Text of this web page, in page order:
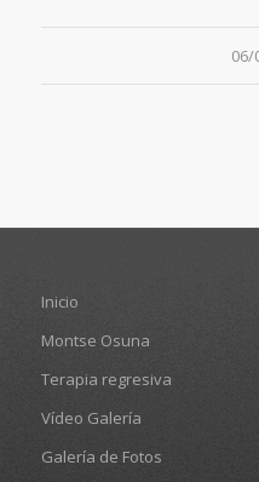
06/
Inicio
Montse Osuna
Terapia regresiva
Vídeo Galería
Galería de Fotos